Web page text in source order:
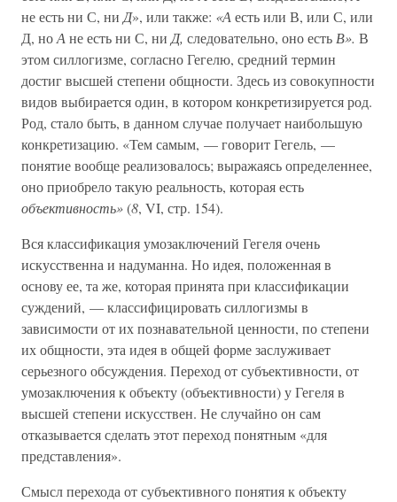
не есть ни С, ни Д», или также: «А есть или В, или С, или
Д, ноА не есть ни С, ни Д, следовательно, оно есть В». В
этом силлогизме, согласно Гегелю, средний термин
достиг высшей степени общности. Здесь из совокупности
видов выбирается один, в котором конкретизируется род.
Род, стало быть, в данном случае получает наибольшую
конкретизацию. «Тем самым, — говорит Гегель, —
понятие вообще реализовалось; выражаясь определеннее,
оно приобрело такую реальность, которая есть
объективность»(8, VI, стр. 154).
Вся классификация умозаключений Гегеля очень
искусственна и надуманна. Но идея, положенная в
основу ее, та же, которая принята при классификации
суждений, — классифицировать силлогизмы в
зависимости от их познавательной ценности, по степени
их общности, эта идея в общей форме заслуживает
серьезного обсуждения. Переход от субъективности, от
умозаключения к объекту (объективности) у Гегеля в
высшей степени искусствен. Не случайно он сам
отказывается сделать этот переход понятным «для
представления».
Смысл перехода от субъективного понятия к объекту